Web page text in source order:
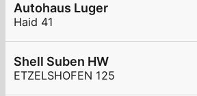
Autohaus Luger
Haid 41
Shell Suben HW
ETZELSHOFEN 125